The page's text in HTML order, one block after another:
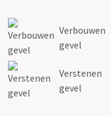
Verbouwen
gevel
Verstenen
gevel